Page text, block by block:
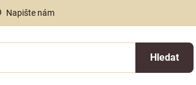
Napište nám
Hledat